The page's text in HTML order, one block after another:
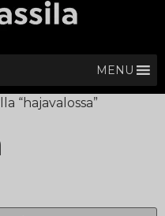
MENU
“hajavalossa”